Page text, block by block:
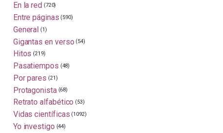
En la red (720)
Entre páginas (590)
General (1)
Gigantas en verso (54)
Hitos (219)
Pasatiempos (48)
Por pares (21)
Protagonista (68)
Retrato alfabético (53)
Vidas científicas (1092)
Yo investigo (44)